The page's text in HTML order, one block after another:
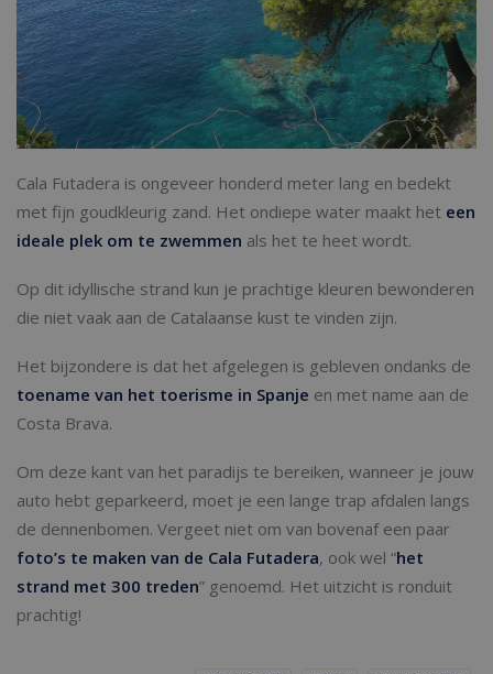
Cala Futadera is ongeveer honderd meter lang en bedekt
met fijn goudkleurig zand. Het ondiepe water maakt het een
ideale plek om te zwemmen als het te heet wordt.
Op dit idyllische strand kun je prachtige kleuren bewonderen
die niet vaak aan de Catalaanse kust te vinden zijn.
Het bijzondere is dat het afgelegen is gebleven ondanks de
toename van het toerisme in Spanje en met name aan de
Costa Brava.
Om deze kant van het paradijs te bereiken, wanneer je jouw
auto hebt geparkeerd, moet je een lange trap afdalen langs
de dennenbomen. Vergeet niet om van bovenaf een paar
foto’s te maken van de Cala Futadera, ook wel “het
strand met 300 treden” genoemd. Het uitzicht is ronduit
prachtig!